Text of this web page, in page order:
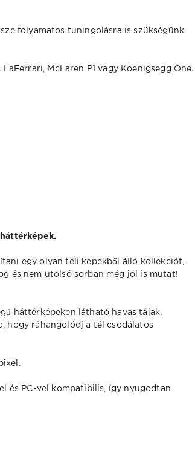
folyamatos tuningolásra is szükségünk
McLaren P1 vagy Koenigsegg One.
egy olyan téli képekből álló kollekciót,
és nem utolsó sorban még jól is mutat!
háttérképeken látható havas tájak,
hogy ráhangolódj a tél csodálatos
és PC-vel kompatibilis, így nyugodtan